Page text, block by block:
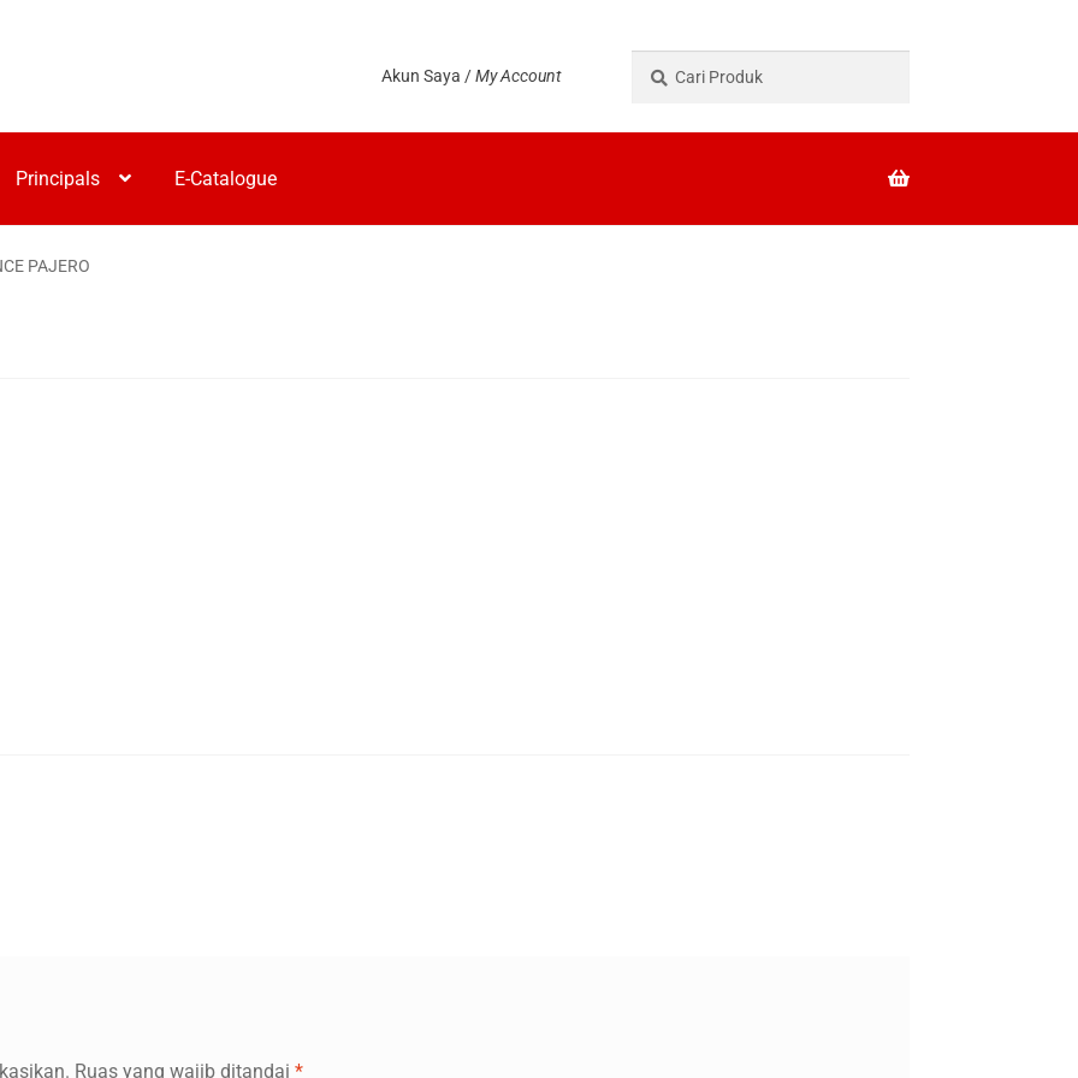
Akun Saya /My Account
untuk:
Principals E-Catalogue
PAJERO
Ruas yang wajib ditandai *